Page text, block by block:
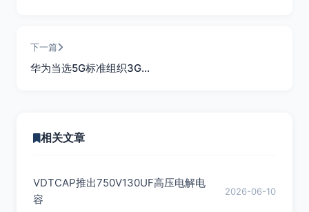
下一篇
华为当选5G标准组织3G…
相关文章
VDTCAP推出750V130UF高压电解电
容
2026-06-10